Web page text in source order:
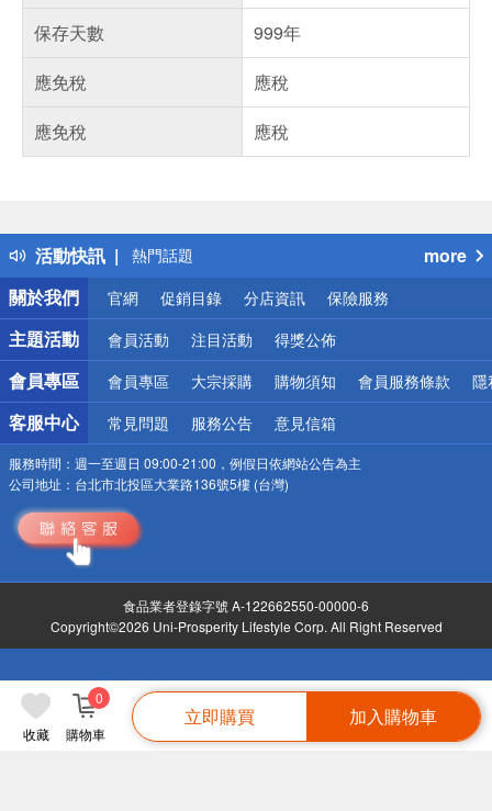
收藏 購物車
0
立即購買 加入購物車
保存天數
999年
應免稅
應稅
應免稅
應稅
活動快訊
得獎公告
熱門話題
銀行優惠
偏遠地區配送
詐騙網頁！請小心！
more
關於我們
官網 促銷目錄 分店資訊 保險服務
主題活動 會員活動 注目活動 得獎公佈
會員專區 會員專區 大宗採購 購物須知 會員服務條款 隱
客服中心 常見問題 服務公告 意見信箱
服務時間： 週一至週日 09:00-21:00，例假日依網站公告為主
公司地址： 台北市北投區大業路136號5樓 (台灣)
食品業者登錄字號 A-122662550-00000-6
Copyright©2026 Uni-Prosperity Lifestyle Corp. All Right Reserved